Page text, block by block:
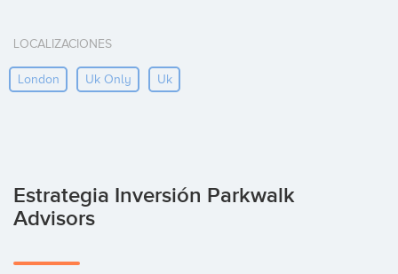
LOCALIZACIONES
London Uk Only Uk
Estrategia Inversión Parkwalk
Advisors